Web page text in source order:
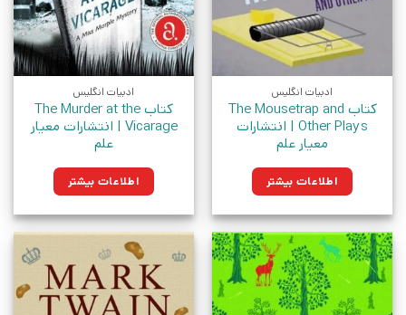
ادبیات انگلیس
کتاب The Mousetrap and
Other Plays | انتشارات
معیار علم
اطلاعات بیشتر
ادبیات انگلیس
کتاب The Murder at the
Vicarage | انتشارات معیار
علم
اطلاعات بیشتر